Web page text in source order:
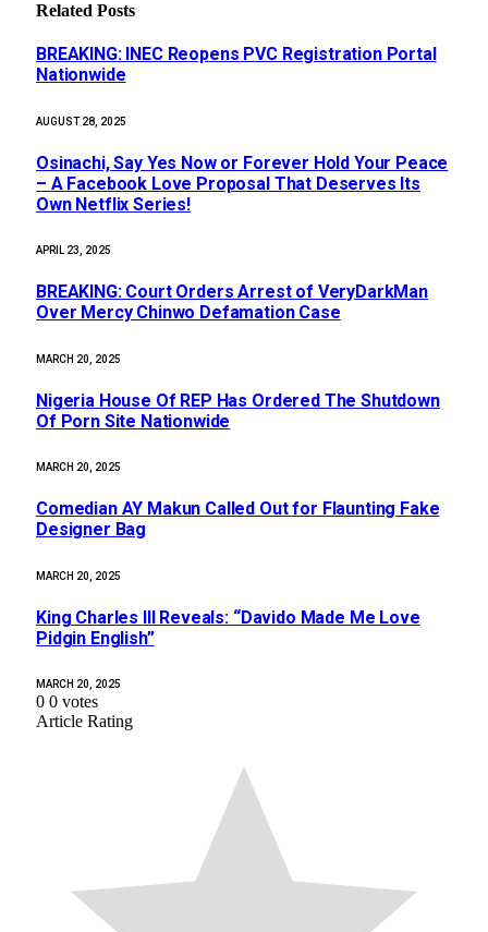
Related Posts
BREAKING: INEC Reopens PVC Registration Portal
Nationwide
AUGUST 28, 2025
Osinachi, Say Yes Now or Forever Hold Your Peace
– A Facebook Love Proposal That Deserves Its
Own Netflix Series!
APRIL 23, 2025
BREAKING: Court Orders Arrest of VeryDarkMan
Over Mercy Chinwo Defamation Case
MARCH 20, 2025
Nigeria House Of REP Has Ordered The Shutdown
Of Porn Site Nationwide
MARCH 20, 2025
Comedian AY Makun Called Out for Flaunting Fake
Designer Bag
MARCH 20, 2025
King Charles III Reveals: “Davido Made Me Love
Pidgin English”
MARCH 20, 2025
0 0 votes
Article Rating